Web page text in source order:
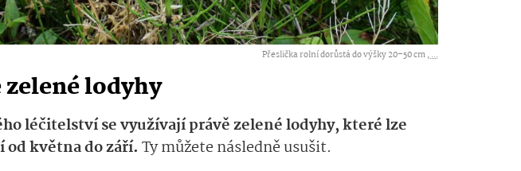
Přeslička rolní dorůstá do výšky 20–50 cm ,...
zelené lodyhy
léčitelství se využívají právě zelené lodyhy, které lze
od května do září. Ty můžete následně usušit.